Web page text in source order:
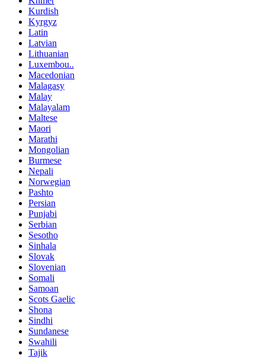
Kurdish
Kyrgyz
Latin
Latvian
Lithuanian
Luxembou..
Macedonian
Malagasy
Malay
Malayalam
Maltese
Maori
Marathi
Mongolian
Burmese
Nepali
Norwegian
Pashto
Persian
Punjabi
Serbian
Sesotho
Sinhala
Slovak
Slovenian
Somali
Samoan
Scots Gaelic
Shona
Sindhi
Sundanese
Swahili
Tajik